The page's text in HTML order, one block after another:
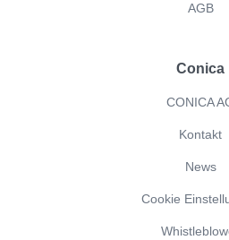
AGB
Conica
CONICA
Kontakt
News
Cookie